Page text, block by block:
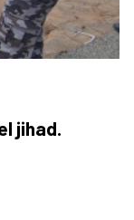
jihad.